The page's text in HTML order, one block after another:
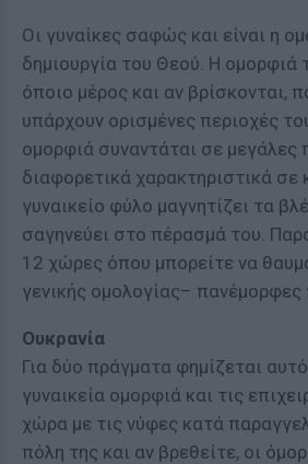
Οι γυναίκες σαφώς και είναι η
δημιουργία του Θεού. Η ομορφιά
όποιο μέρος και αν βρίσκονται,
υπάρχουν ορισμένες περιοχές
ομορφιά συναντάται σε
διαφορετικά χαρακτηριστικά
γυναικείο φύλο μαγνητίζει τα
σαγηνεύει στο πέρασμά του.
12 χώρες όπου μπορείτε να
γενικής ομολογίας– πανέμορφες
Ουκρανία
Για δύο πράγματα φημίζεται
γυναικεία ομορφιά και τις
χώρα με τις νύφες κατά
πόλη της και αν βρεθείτε, οι